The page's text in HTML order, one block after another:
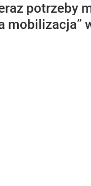
potrzeby
mobilizacja”